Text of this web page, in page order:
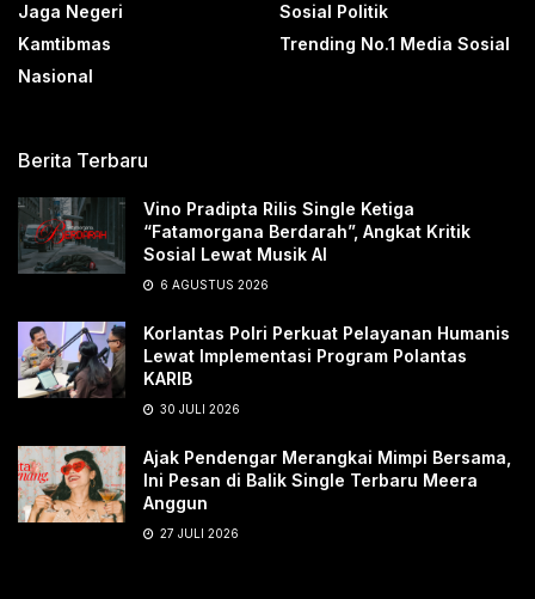
Jaga Negeri
Kamtibmas
Nasional
Sosial Politik
Trending No.1 Media Sosial
Berita Terbaru
Vino Pradipta Rilis Single Ketiga
“Fatamorgana Berdarah”, Angkat Kritik
Sosial Lewat Musik AI
6 AGUSTUS 2026
Korlantas Polri Perkuat Pelayanan Humanis
Lewat Implementasi Program Polantas
KARIB
30 JULI 2026
Ajak Pendengar Merangkai Mimpi Bersama,
Ini Pesan di Balik Single Terbaru Meera
Anggun
27 JULI 2026